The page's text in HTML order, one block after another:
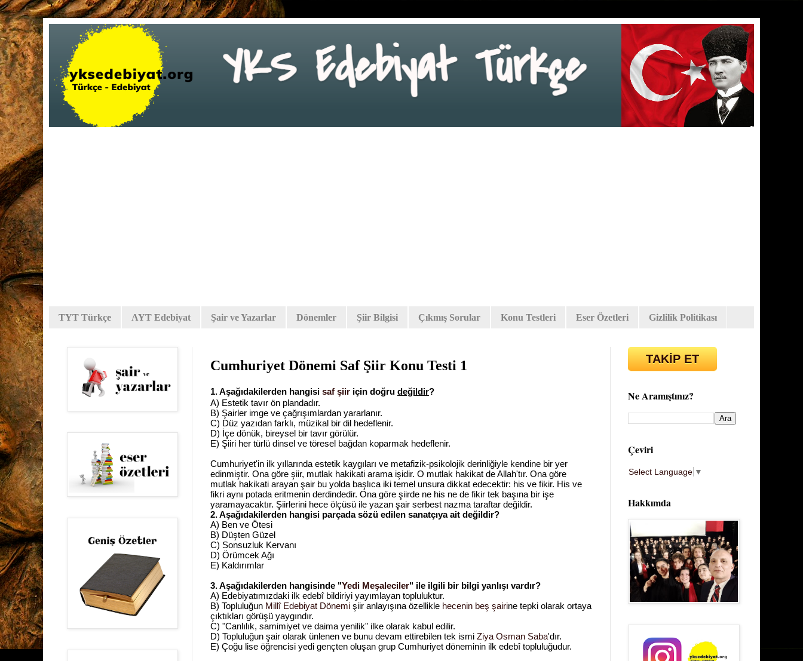
TYT Türkçe AYT Edebiyat Şair ve Yazarlar Dönemler Şiir Bilgisi Çıkmış Sorular Konu Testleri Eser Özetleri Gizlilik Politikası
Cumhuriyet Dönemi Saf Şiir Konu Testi 1
1. Aşağıdakilerden hangisi saf şiir için doğru değildir?
A) Estetik tavır ön plandadır.
B) Şairler imge ve çağrışımlardan yararlanır.
C) Düz yazıdan farklı, müzikal bir dil hedeflenir.
D) İçe dönük, bireysel bir tavır görülür.
E) Şiiri her türlü dinsel ve töresel bağdan koparmak hedeflenir.
Cumhuriyet'in ilk yıllarında estetik kaygıları ve metafizik-psikolojik derinliğiyle kendine bir yer
edinmiştir. Ona göre şiir, mutlak hakikati arama işidir. O mutlak hakikat de Allah'tır. Ona göre
mutlak hakikati arayan şair bu yolda başlıca iki temel unsura dikkat edecektir: his ve fikir. His ve
fikri aynı potada eritmenin derdindedir. Ona göre şiirde ne his ne de fikir tek başına bir işe
yaramayacaktır. Şiirlerini hece ölçüsü ile yazan şair serbest nazma taraftar değildir.
2. Aşağıdakilerden hangisi parçada sözü edilen sanatçıya ait değildir?
A) Ben ve Ötesi
B) Düşten Güzel
C) Sonsuzluk Kervanı
D) Örümcek Ağı
E) Kaldırımlar
3. Aşağıdakilerden hangisinde "Yedi Meşaleciler" ile ilgili bir bilgi yanlışı vardır?
A) Edebiyatımızdaki ilk edebî bildiriyi yayımlayan topluluktur.
B) Topluluğun Millî Edebiyat Dönemi şiir anlayışına özellikle hecenin beş şairine tepki olarak ortaya
çıktıkları görüşü yaygındır.
C) "Canlılık, samimiyet ve daima yenilik" ilke olarak kabul edilir.
D) Topluluğun şair olarak ünlenen ve bunu devam ettirebilen tek ismi Ziya Osman Saba'dır.
E) Çoğu lise öğrencisi yedi gençten oluşan grup Cumhuriyet döneminin ilk edebî topluluğudur.
TAKİP ET
Ne Aramıştınız?
Çeviri
Select Language ▼
Hakkımda